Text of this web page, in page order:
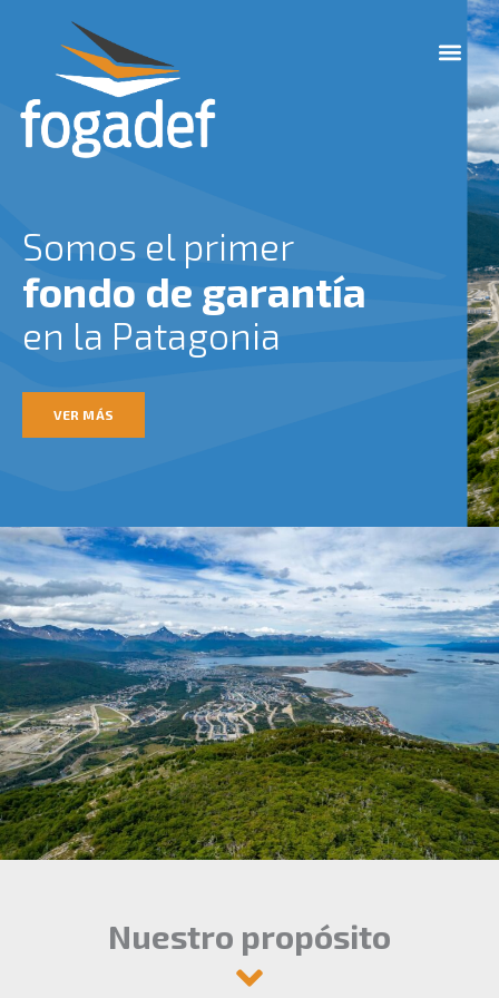
M
e
Somos el primer
fondo de garantía
en la Patagonia
VER MÁS
Nuestro propósito